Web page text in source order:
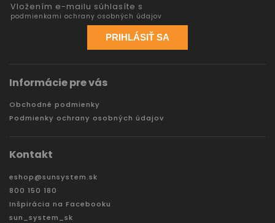
Vložením e-mailu súhlasíte s
podmienkami ochrany osobných údajov
PRIHLÁSIŤ SA
Informácie pre vás
Obchodné podmienky
Podmienky ochrany osobných údajov
Kontakt
eshop@sunsystem.sk
800 150 180
Inšpirácia na Facebooku
sun_system_sk